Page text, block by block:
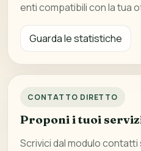
enti compatibili con la tua
Guarda le statistiche
CONTATTO DIRETTO
Proponi i tuoi
Scrivici dal modulo